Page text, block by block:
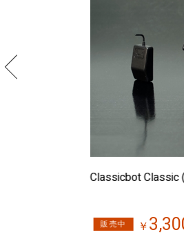
Classicbot Classic (ブラック)
3,300